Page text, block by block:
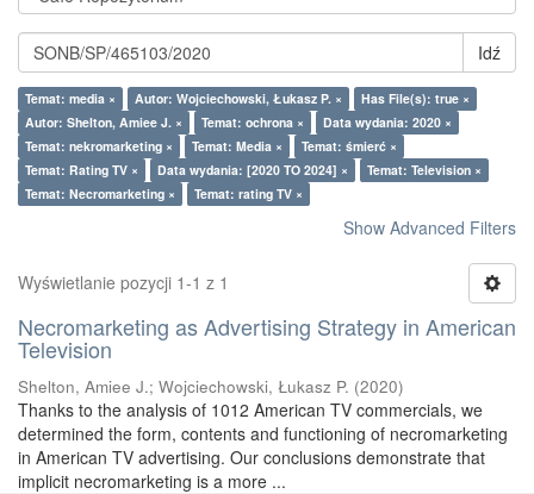
Idź
Temat: media × Autor: Wojciechowski, Łukasz P. ×
Has File(s): true ×
Autor: Shelton, Amiee J. ×
Temat: ochrona ×
Data wydania: 2020 ×
Temat: nekromarketing ×
Temat: Media ×
Temat: śmierć ×
Temat: Rating TV ×
Data wydania: [2020 TO 2024] ×
Temat: Television ×
Temat: Necromarketing ×
Temat: rating TV ×
Show Advanced Filters
Wyświetlanie pozycji 1-1 z 1
Necromarketing as Advertising Strategy in American
Television
Shelton, Amiee J.; Wojciechowski, Łukasz P. (2020)
Thanks to the analysis of 1012 American TV commercials, we
determined the form, contents and functioning of necromarketing
in American TV advertising. Our conclusions demonstrate that
implicit necromarketing is a more ...